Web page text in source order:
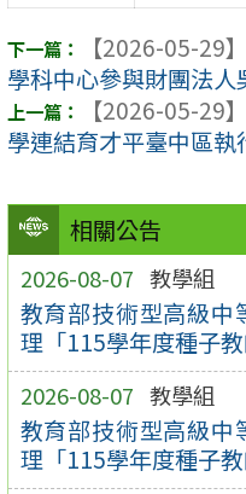
相關公告
2026-08-07 教學組
教育部技術型高級中
理「115學年度種子教
2026-08-07 教學組
教育部技術型高級中
理「115學年度種子教
【2026-05-29】
學科中心參與財團法人
【2026-05-29】
學連結育才平臺中區執